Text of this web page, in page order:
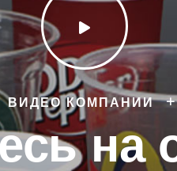
ВИДЕО КОМПАНИИ
на